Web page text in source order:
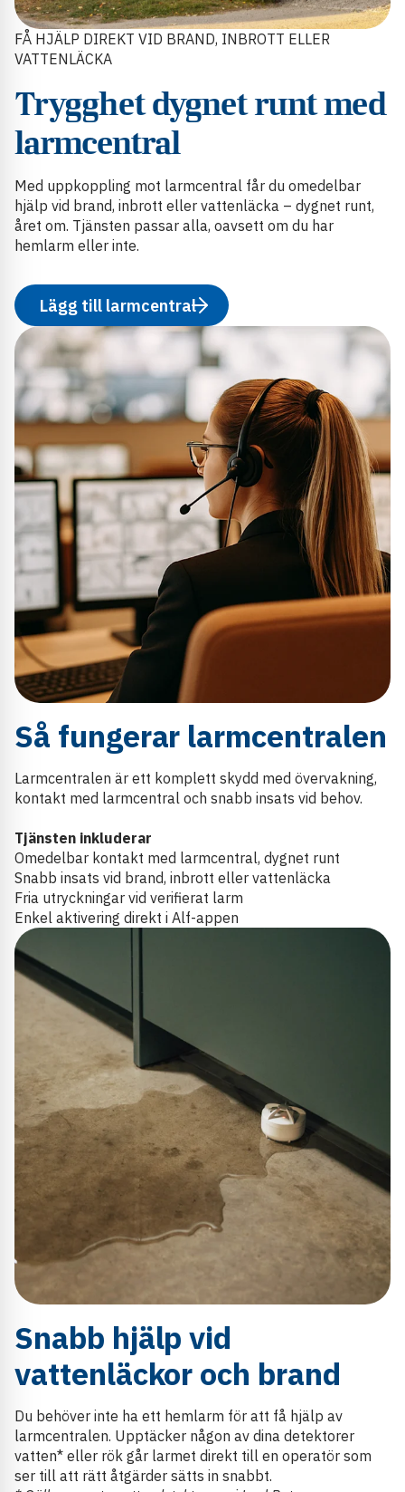
FÅ HJÄLP DIREKT VID BRAND, INBROTT ELLER
VATTENLÄCKA
Trygghet dygnet runt med
larmcentral
Med uppkoppling mot larmcentral får du omedelbar
hjälp vid brand, inbrott eller vattenläcka – dygnet runt,
året om. Tjänsten passar alla, oavsett om du har
hemlarm eller inte.
Lägg till larmcentral
Så fungerar larmcentralen
Larmcentralen är ett komplett skydd med övervakning,
kontakt med larmcentral och snabb insats vid behov.
Tjänsten inkluderar
Omedelbar kontakt med larmcentral, dygnet runt
Snabb insats vid brand, inbrott eller vattenläcka
Fria utryckningar vid verifierat larm
Enkel aktivering direkt i Alf-appen
Snabb hjälp vid
vattenläckor och brand
Du behöver inte ha ett hemlarm för att få hjälp av
larmcentralen. Upptäcker någon av dina detektorer
vatten* eller rök går larmet direkt till en operatör som
ser till att rätt åtgärder sätts in snabbt.